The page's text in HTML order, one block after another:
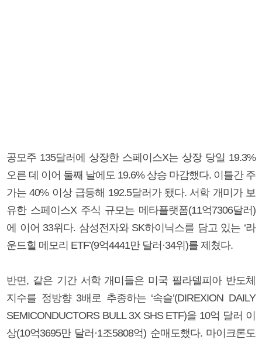
공모주 135달러에 상장한 스페이스X는 상장 당일 19.3%
오른 데 이어 둘째 날에도 19.6% 상승 마감했다. 이틀간 주
가는 40% 이상 급등해 192.5달러가 됐다. 서학 개미가 보
유한 스페이스X 주식 규모는 메타플랫폼(11억7306달러)
에 이어 33위다. 삼성전자와 SK하이닉스를 담고 있는 ‘라
운드힐 메모리 ETF’(9억4441만 달러·34위)를 제쳤다.
반면, 같은 기간 서학 개미들은 미국 필라델피아 반도체
지수를 정방향 3배로 추종하는 ‘속슬’(DIREXION DAILY
SEMICONDUCTORS BULL 3X SHS ETF)을 10억 달러 이
상(10억3695만 달러·1조5808억) 순매도했다. 마이크론도